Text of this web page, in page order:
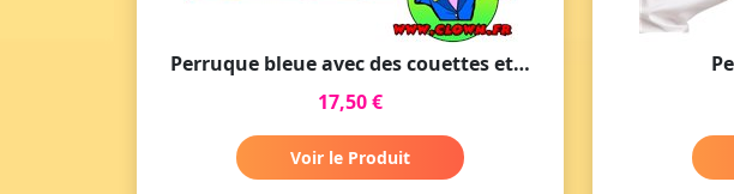
Perruque bleue avec des couettes et rubans
17,50 €
Voir le Produit